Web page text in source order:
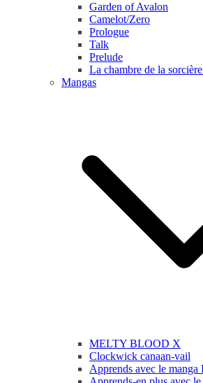
Garden of Avalon
Camelot/Zero
Prologue
Talk
Prelude
La chambre de la
Mangas
MELTY BLOOD X
Clockwick canaan-vail
Apprends avec le manga